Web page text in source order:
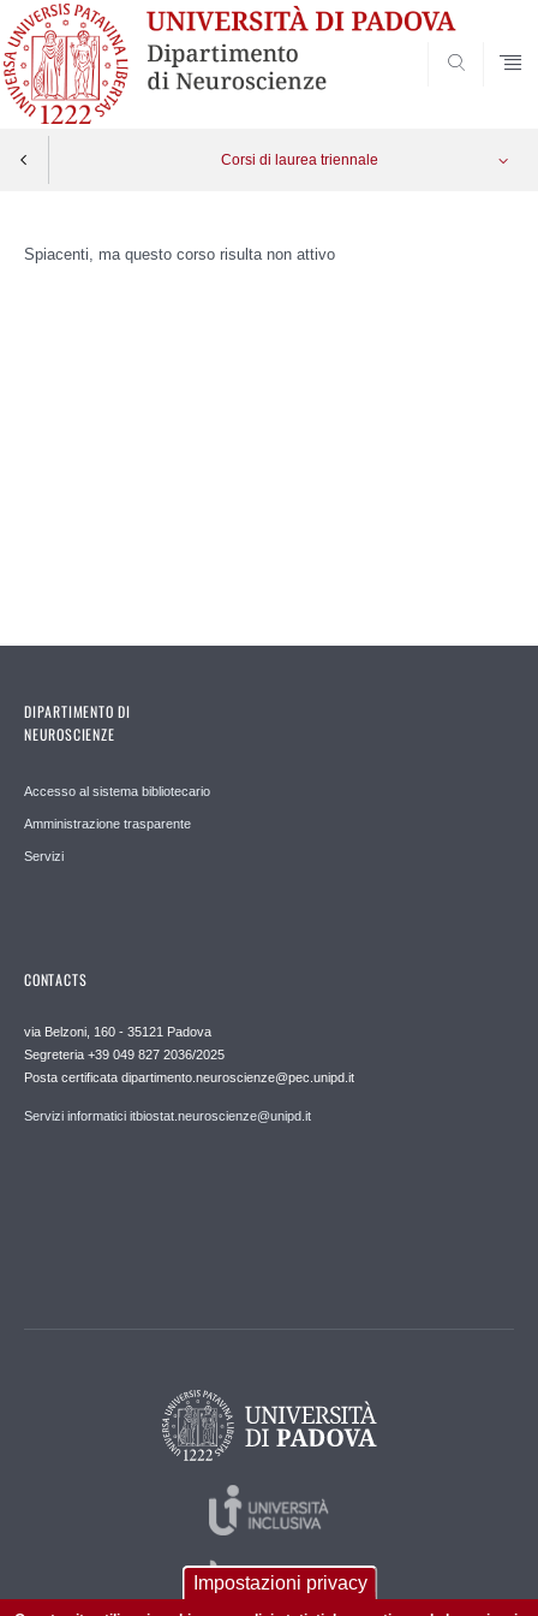
Corsi di laurea triennale
content
Spiacenti, ma questo corso risulta non attivo
DIPARTIMENTO DI
NEUROSCIENZE
Accesso al sistema bibliotecario
Amministrazione trasparente
Servizi
CONTACTS
via Belzoni, 160 - 35121 Padova
Segreteria +39 049 827 2036/2025
Posta certificata dipartimento.neuroscienze@pec.unipd.it
Servizi informatici itbiostat.neuroscienze@unipd.it
Impostazioni privacy